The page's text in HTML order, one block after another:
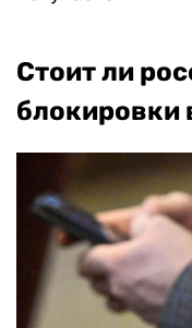
Стоит ли
блокировки